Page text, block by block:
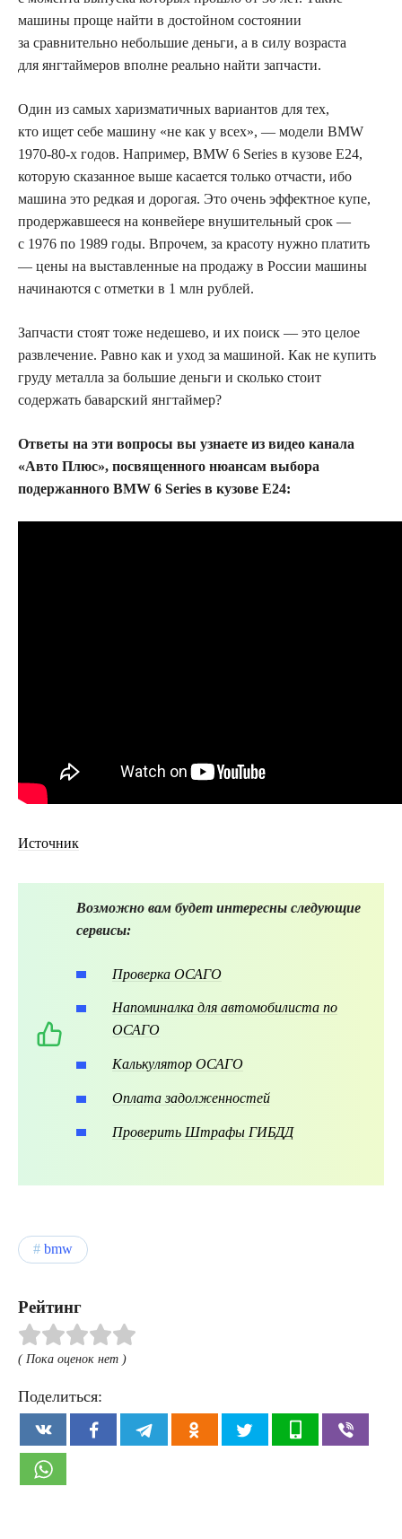
машины проще найти в достойном состоянии
за сравнительно небольшие деньги, а в силу возраста
для янгтаймеров вполне реально найти запчасти.
Один из самых харизматичных вариантов для тех,
кто ищет себе машину «не как у всех», — модели BMW
1970-80-х годов. Например, BMW 6 Series в кузове E24,
которую сказанное выше касается только отчасти, ибо
машина это редкая и дорогая. Это очень эффектное купе,
продержавшееся на конвейере внушительный срок —
с 1976 по 1989 годы. Впрочем, за красоту нужно платить
— цены на выставленные на продажу в России машины
начинаются с отметки в 1 млн рублей.
Запчасти стоят тоже недешево, и их поиск — это целое
развлечение. Равно как и уход за машиной. Как не купить
груду металла за большие деньги и сколько стоит
содержать баварский янгтаймер?
Ответы на эти вопросы вы узнаете из видео канала
«Авто Плюс», посвященного нюансам выбора
подержанного BMW 6 Series в кузове E24:
Источник
Возможно вам будет интересны следующие
сервисы:
Проверка ОСАГО
Напоминалка для автомобилиста по
ОСАГО
Калькулятор ОСАГО
Оплата задолженностей
Проверить Штрафы ГИБДД
bmw
Рейтинг
( Пока оценок нет )
Поделиться: